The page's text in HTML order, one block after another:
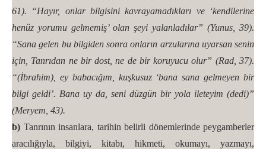
61). “Hayır, onlar bilgisini kavrayamadıkları ve ‘kendilerine
henüz yorumu gelmemiş’ olan şeyi yalanladılar” (Yunus, 39).
“Sana gelen bu bilgiden sonra onların arzularına uyarsan senin
için, Tanrıdan ne bir dost, ne de bir koruyucu olur” (Rad, 37).
“(İbrahim), ey babacığım, kuşkusuz ‘bana sana gelmeyen bir
bilgi geldi’. Bana uy da, seni düzgün bir yola ileteyim (dedi)”
(Meryem, 43).
b) Tanrının insanlara, tarihin belirli dönemlerinde peygamberler
aracılığıyla, bilgiyi, kitabı, hikmeti, okumayı, yazmayı,